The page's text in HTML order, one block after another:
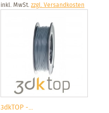
inkl. MwSt. zzgl. Versandkosten
3dkTOP -...